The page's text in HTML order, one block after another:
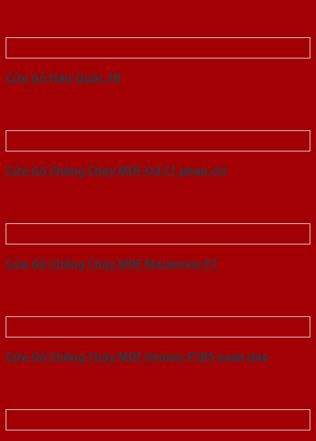
Cửa Gỗ Hàn Quốc 1B
Cửa Gỗ Chống Cháy MDF O4 C1 phao chi
Cửa Gỗ Chống Cháy MDF Melamine P1
Cửa Gỗ Chống Cháy MDF Veneer P1R5 xoan dao